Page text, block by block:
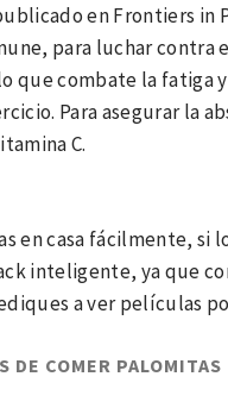
en Frontiers in
para luchar contra
que combate la fatiga
Para asegurar la
C.
en casa fácilmente, si
inteligente, ya que
a ver películas
DE COMER PALOMITAS